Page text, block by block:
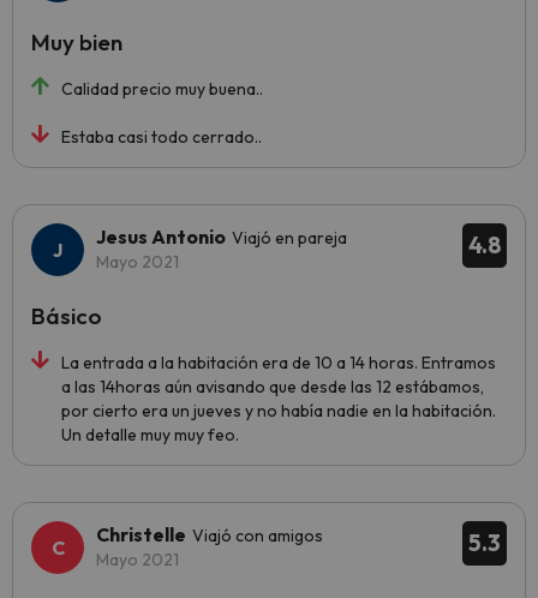
Calidad precio muy buena..
Estaba casi todo cerrado..
Muy bien
4.8
Jesus Antonio Viajó en pareja
Mayo 2021
La entrada a la habitación era de 10 a 14 horas. Entramos
a las 14horas aún avisando que desde las 12 estábamos,
por cierto era un jueves y no había nadie en la habitación.
Un detalle muy muy feo.
Básico
5.3
Christelle Viajó con amigos
Mayo 2021